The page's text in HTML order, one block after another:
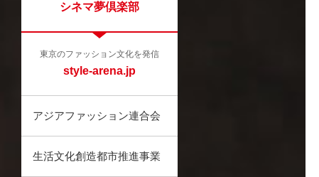
シネマ夢倶楽部
東京のファッション文化を発信
style-arena.jp
アジアファッション連合会
生活文化創造都市推進事業